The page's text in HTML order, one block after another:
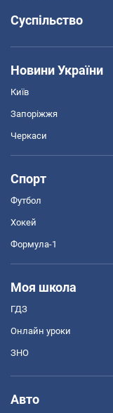
Суспільство
Новини України
Київ
Запоріжжя
Черкаси
Спорт
Футбол
Хокей
Формула-1
Моя школа
ГДЗ
Онлайн уроки
ЗНО
Авто